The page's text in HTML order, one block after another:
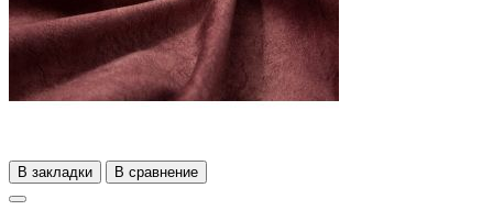
В закладки В сравнение